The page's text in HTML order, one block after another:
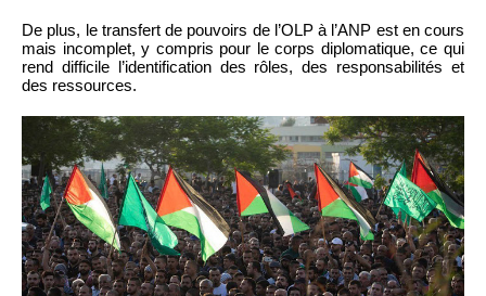
De plus, le transfert de pouvoirs de l’OLP à l’ANP est en cours
mais incomplet, y compris pour le corps diplomatique, ce qui
rend difficile l’identification des rôles, des responsabilités et
des ressources.